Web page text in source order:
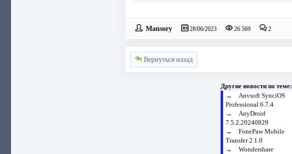
Mansory 28/06/2023 26 569 2
Вернуться назад
Другие новости по теме:
→ Anvsoft SynciOS
Professional 6.7.4
→ AnyDroid
7.5.2.20240829
→ FonePaw Mobile
Transfer 2.1.0
→ Wondershare